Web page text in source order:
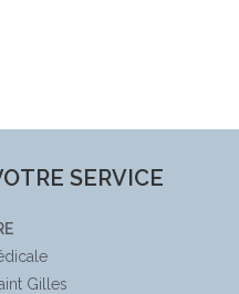
SERVICE
Gilles